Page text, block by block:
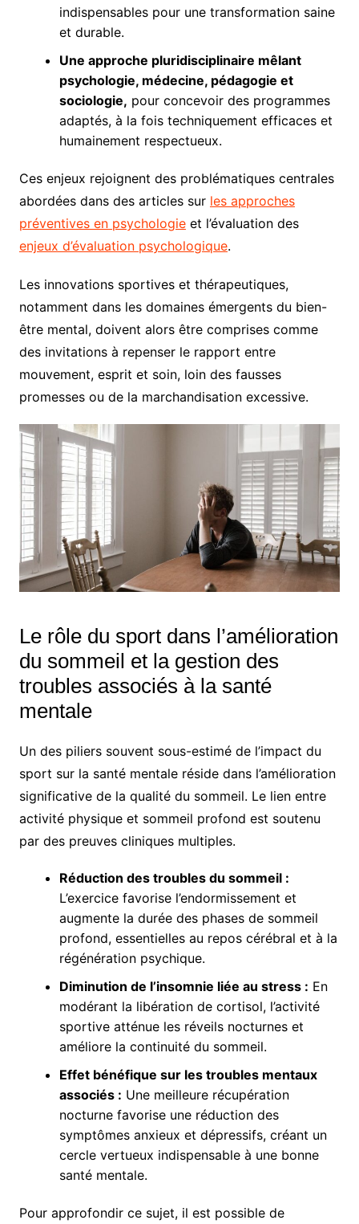
indispensables pour une transformation saine
et durable.
Une approche pluridisciplinaire mêlant
psychologie, médecine, pédagogie et
sociologie, pour concevoir des programmes
adaptés, à la fois techniquement efficaces et
humainement respectueux.
Ces enjeux rejoignent des problématiques centrales
abordées dans des articles sur les approches
préventives en psychologieet l’évaluation des
enjeux d’évaluation psychologique.
Les innovations sportives et thérapeutiques,
notamment dans les domaines émergents du bien-
être mental, doivent alors être comprises comme
des invitations à repenser le rapport entre
mouvement, esprit et soin, loin des fausses
promesses ou de la marchandisation excessive.
Le rôle du sport dans l’amélioration
du sommeil et la gestion des
troubles associés à la santé
mentale
Un des piliers souvent sous-estimé de l’impact du
sport sur la santé mentale réside dans l’amélioration
significative de la qualité du sommeil. Le lien entre
activité physique et sommeil profond est soutenu
par des preuves cliniques multiples.
Réduction des troubles du sommeil :
L’exercice favorise l’endormissement et
augmente la durée des phases de sommeil
profond, essentielles au repos cérébral et à la
régénération psychique.
Diminution de l’insomnie liée au stress : En
modérant la libération de cortisol, l’activité
sportive atténue les réveils nocturnes et
améliore la continuité du sommeil.
Effet bénéfique sur les troubles mentaux
associés : Une meilleure récupération
nocturne favorise une réduction des
symptômes anxieux et dépressifs, créant un
cercle vertueux indispensable à une bonne
santé mentale.
Pour approfondir ce sujet, il est possible de